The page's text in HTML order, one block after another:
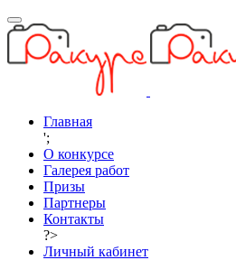
Главная
';
О конкурсе
Галерея работ
Призы
Партнеры
Контакты
?>
Личный кабинет